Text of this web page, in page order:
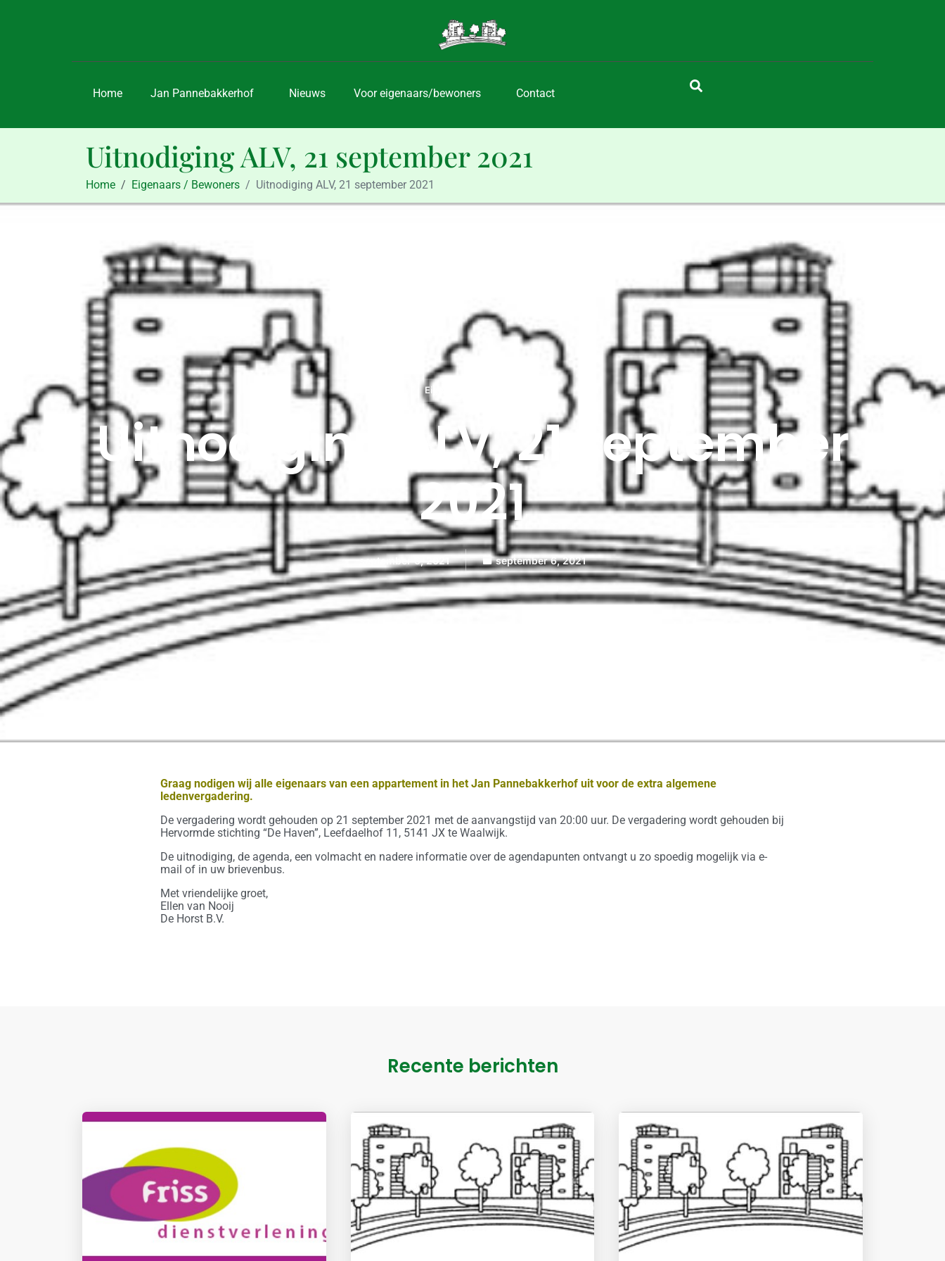
Home Jan Pannebakkerhof Nieuws Voor eigenaars/bewoners Contact
Uitnodiging ALV, 21 september 2021
Home Eigenaars / Bewoners Uitnodiging ALV, 21 september 2021
Eigenaars / Bewoners
Uitnodiging ALV, 21 september
2021
september 6, 2021 september 6, 2021
Graag nodigen wij alle eigenaars van een appartement in het Jan Pannebakkerhof uit voor de extra algemene
ledenvergadering.
De vergadering wordt gehouden op 21 september 2021 met de aanvangstijd van 20:00 uur. De vergadering wordt gehouden bij
Hervormde stichting “De Haven”, Leefdaelhof 11, 5141 JX te Waalwijk.
De uitnodiging, de agenda, een volmacht en nadere informatie over de agendapunten ontvangt u zo spoedig mogelijk via e-
mail of in uw brievenbus.
Met vriendelijke groet,
Ellen van Nooij
De Horst B.V.
Recente berichten